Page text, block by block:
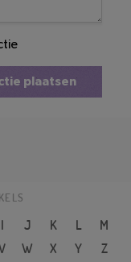
plaatsen
I J K L
M
W X Y
Z